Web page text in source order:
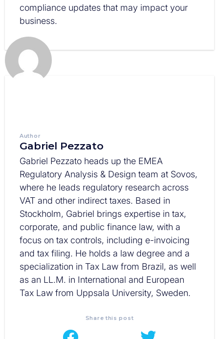
compliance updates that may impact your
business.
Author
Gabriel Pezzato
Gabriel Pezzato heads up the EMEA
Regulatory Analysis & Design team at Sovos,
where he leads regulatory research across
VAT and other indirect taxes. Based in
Stockholm, Gabriel brings expertise in tax,
corporate, and public finance law, with a
focus on tax controls, including e-invoicing
and tax filing. He holds a law degree and a
specialization in Tax Law from Brazil, as well
as an LL.M. in International and European
Tax Law from Uppsala University, Sweden.
Share this post